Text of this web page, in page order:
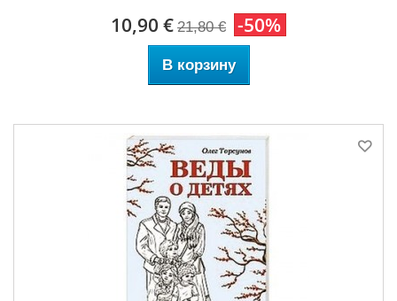
10,90 € 21,80 € -50%
В корзину